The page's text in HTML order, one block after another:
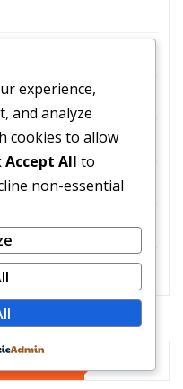
experience,
and analyze
cookies to allow
Accept All to
non-essential